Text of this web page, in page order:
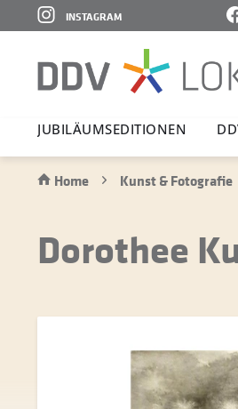
INSTAGRAM
JUBI­LÄ­UMS­E­DI­TIONEN
Home Kunst & Fotografie
Dorothee